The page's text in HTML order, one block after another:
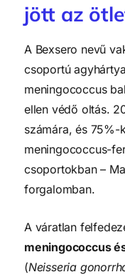
jött az
A Bexsero nevű
csoportú
meningococcus
ellen védő oltás.
számára, és 75%-
meningococcus-
csoportokban –
forgalomban.
A váratlan
meningococcus
(Neisseria